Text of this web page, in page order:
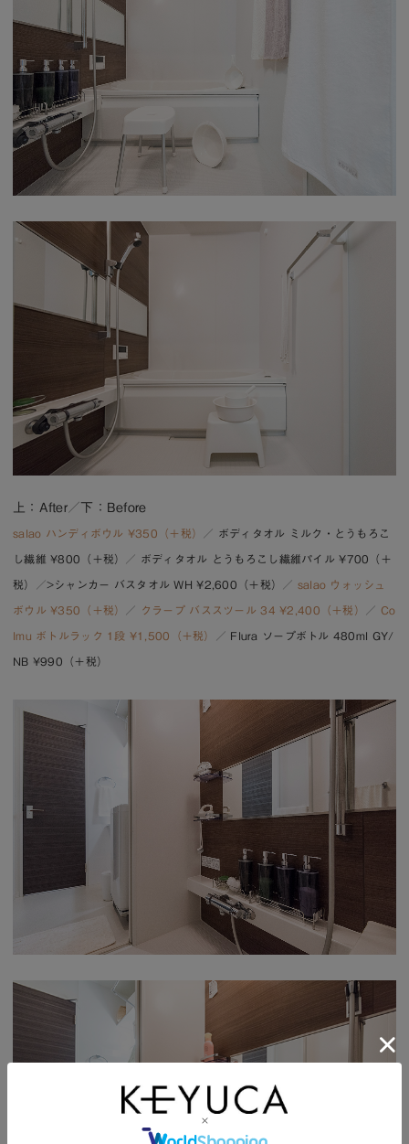
上：After／下：Before
salao ハンディボウル ¥350（＋税） ／ ボディタオル ミルク・とうもろこ
し繊維 ¥800（＋税）／ ボディタオル とうもろこし繊維パイル ¥700（＋
税）／>シャンカー バスタオル WH ¥2,600（＋税）／ salao ウォッシュ
ボウル ¥350（＋税） ／ クラープ バススツール 34 ¥2,400（＋税） ／ Co
lmu ボトルラック 1段 ¥1,500（＋税） ／ Flura ソープボトル 480ml GY/
NB ¥990（＋税）